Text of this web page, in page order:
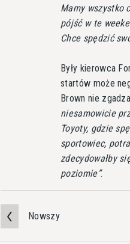
Mamy wszystko
pójść w te
Chce spędzić
Były kierowca
startów może
Brown nie
niesamowicie
Toyoty, gdzie
sportowiec,
zdecydowałby
poziomie .
Nowszy